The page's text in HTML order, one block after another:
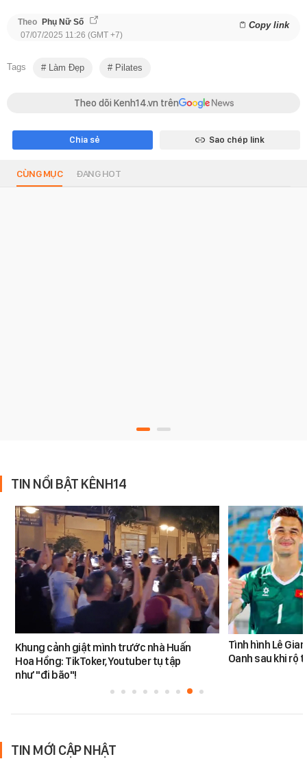
Theo Phụ Nữ Số Copy link
07/07/2025 11:26 (GMT +7)
Tags Làm Đẹp Pilates
Theo dõi Kenh14.vn trên
Chia sẻ Sao chép link
CÙNG MỤC ĐANG HOT
TIN NỔI BẬT KÊNH14
Khung cảnh giật mình trước nhà Huấn
Hoa Hồng: TikToker, Youtuber tụ tập
như "đi bão"!
Tình hình Lê
Oanh sau khi rộ
TIN MỚI CẬP NHẬT